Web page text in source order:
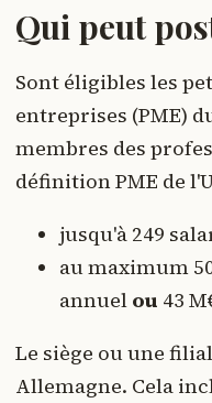
Qui peut
Sont éligibles les
entreprises (PME)
membres des
définition PME de
jusqu'à 249
au maximum
annuel ou 43
Le siège ou une
Allemagne. Cela